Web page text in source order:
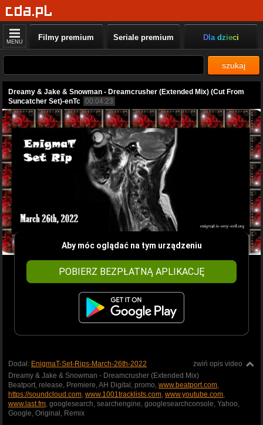
MENU Filmy premium Seriale premium Dla dzieci
szukaj
Dreamy & Jake & Snowman - Dreamcrusher (Extended Mix) (Cut From
Suncatcher Set)-enTc 00:04:23
Aby móc oglądać na tym urządzeniu
POBIERZ BEZPŁATNĄ APLIKACJĘ
zwiń opis video
Dodał: EnigmaT-Set-Rips-March-26th-2022
Dreamy & Jake & Snowman - Dreamcrusher (Extended Mix)
Beatport, release, Premiere, AH Digital, promo, www.beatport.com
https://soundcloud.com www.1001tracklists.com www.youtube.com
www.last.fm , googlesearch, searchengine, googlesearchconsole, Yahoo,
Google, Original, Remix